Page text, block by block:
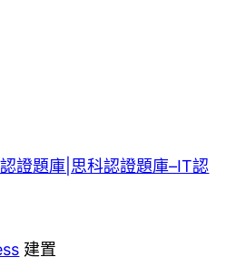
證題庫|思科認證題庫–IT認
建置